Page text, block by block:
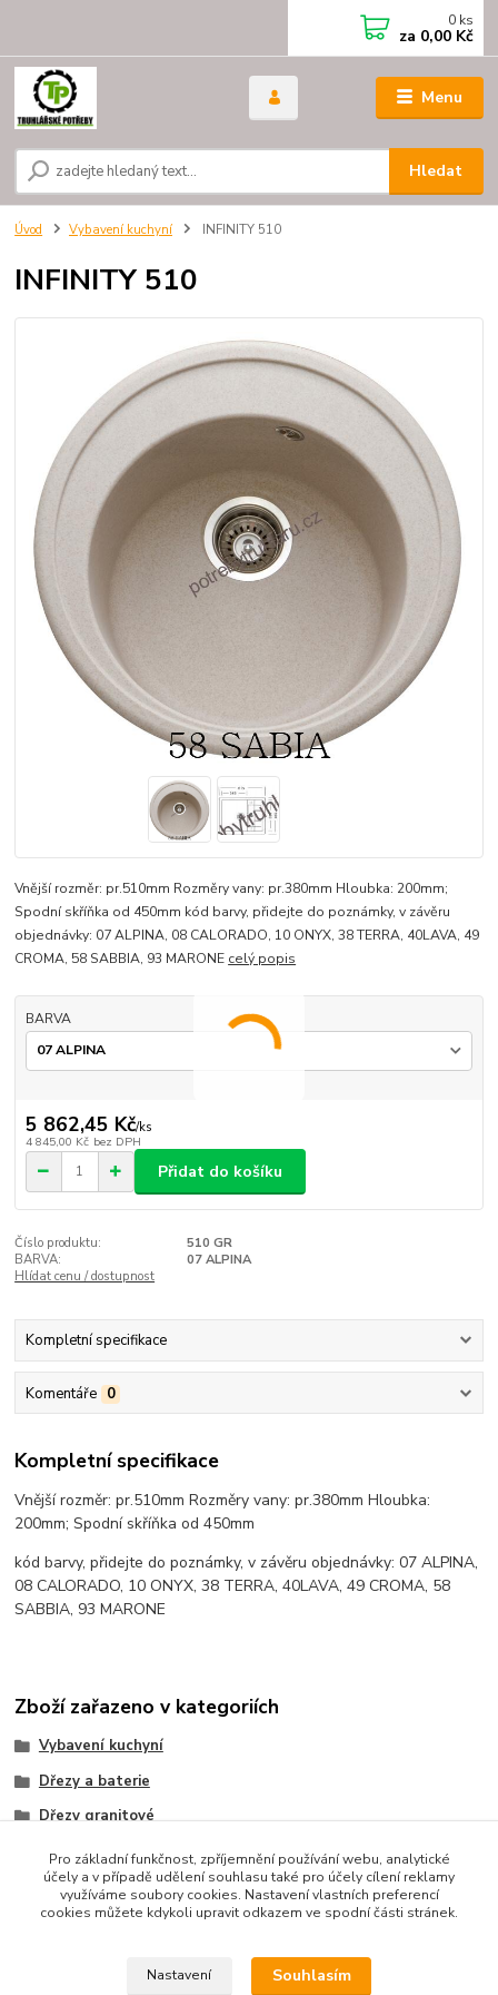
Menu
Hledat
0 ks
za 0,00 Kč
Úvod Vybavení kuchyní INFINITY 510
INFINITY 510
Vnější rozměr: pr.510mm Rozměry vany: pr.380mm Hloubka: 200mm;
Spodní skříňka od 450mm kód barvy, přidejte do poznámky, v závěru
objednávky: 07 ALPINA, 08 CALORADO, 10 ONYX, 38 TERRA, 40LAVA, 49
CROMA, 58 SABBIA, 93 MARONE celý popis
BARVA
5 862,45 Kč/ks
4 845,00 Kč bez DPH
Přidat do košíku
Číslo produktu:
510 GR
BARVA:
07 ALPINA
Hlídat cenu / dostupnost
Kompletní specifikace
Komentáře 0
Kompletní specifikace
Vnější rozměr: pr.510mm Rozměry vany: pr.380mm Hloubka:
200mm; Spodní skříňka od 450mm
kód barvy, přidejte do poznámky, v závěru objednávky: 07 ALPINA,
08 CALORADO, 10 ONYX, 38 TERRA, 40LAVA, 49 CROMA, 58
SABBIA, 93 MARONE
Zboží zařazeno v kategoriích
Vybavení kuchyní
Dřezy a baterie
Dřezy granitové
UKINOX
Pro základní funkčnost, zpříjemnění používání webu, analytické
účely a v případě udělení souhlasu také pro účely cílení reklamy
využíváme soubory cookies. Nastavení vlastních preferencí
cookies můžete kdykoli upravit odkazem ve spodní části stránek.
Nastavení Souhlasím